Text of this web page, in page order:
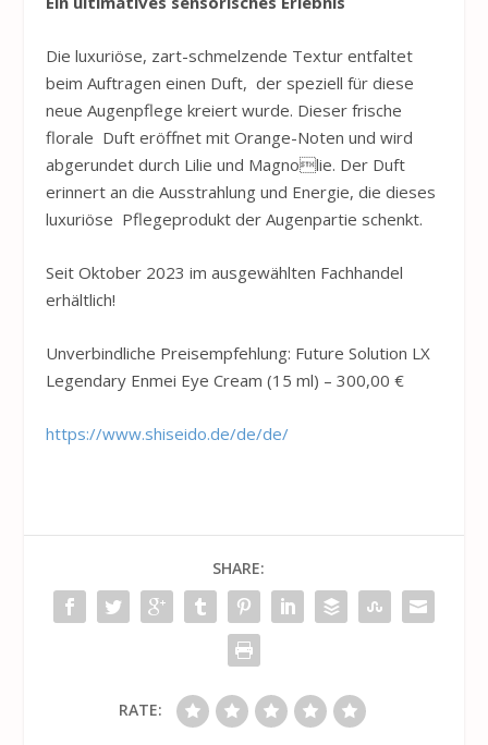
Die luxuriöse, zart-schmelzende Textur entfaltet
beim Auftragen einen Duft, der speziell für diese
neue Augenpflege kreiert wurde. Dieser frische
florale Duft eröffnet mit Orange-Noten und wird
abgerundet durch Lilie und Magnolie. Der Duft
erinnert an die Ausstrahlung und Energie, die dieses
luxuriöse Pflegeprodukt der Augenpartie schenkt.
Seit Oktober 2023 im ausgewählten Fachhandel
erhältlich!
Unverbindliche Preisempfehlung: Future Solution LX
Legendary Enmei Eye Cream (15 ml) – 300,00 €
https://www.shiseido.de/de/de/
SHARE:
RATE: